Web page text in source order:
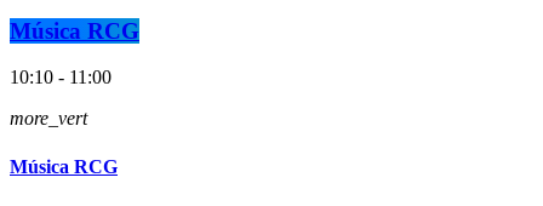
Música RCG
10:10 - 11:00
more_vert
Música RCG